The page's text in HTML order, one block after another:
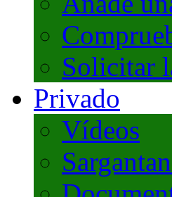
Solicitar
Privado
Vídeos